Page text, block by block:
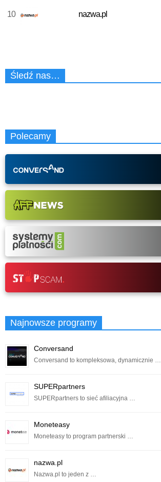
10 nazwa.pl
Śledź nas…
Polecamy
Najnowsze programy
Conversand
Conversand to kompleksowa, dynamicznie …
SUPERpartners
SUPERpartners to sieć afiliacyjna …
Moneteasy
Moneteasy to program partnerski …
nazwa.pl
Nazwa.pl to jeden z …